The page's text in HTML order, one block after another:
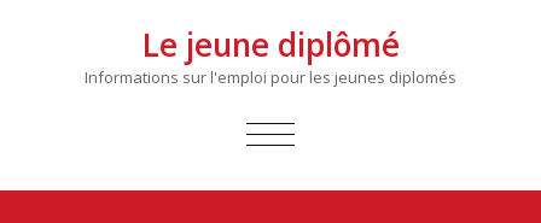
Le jeune diplômé
Informations sur l'emploi pour les jeunes diplomés
AFFICHER/MASQUER